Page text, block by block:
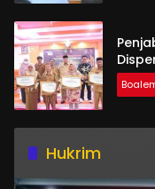
Hukrim